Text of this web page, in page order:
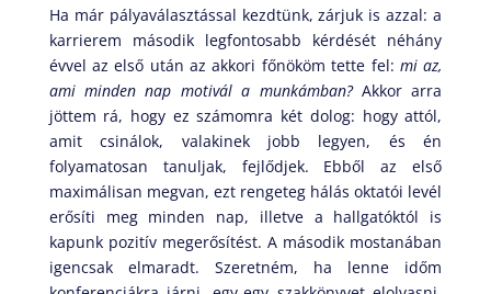
Ha már pályaválasztással kezdtünk, zárjuk is azzal: a
karrierem második legfontosabb kérdését néhány
évvel az első után az akkori főnököm tette fel: mi az,
ami minden nap motivál a munkámban?Akkor arra
jöttem rá, hogy ez számomra két dolog: hogy attól,
amit csinálok, valakinek jobb legyen, és én
folyamatosan tanuljak, fejlődjek. Ebből az első
maximálisan megvan, ezt rengeteg hálás oktatói levél
erősíti meg minden nap, illetve a hallgatóktól is
kapunk pozitív megerősítést. A második mostanában
igencsak elmaradt. Szeretném, ha lenne időm